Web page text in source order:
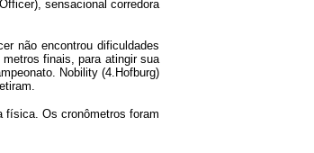
sensacional corredora
não encontrou dificuldades
finais, para atingir sua
Nobility (4.Hofburg)
física. Os cronômetros foram